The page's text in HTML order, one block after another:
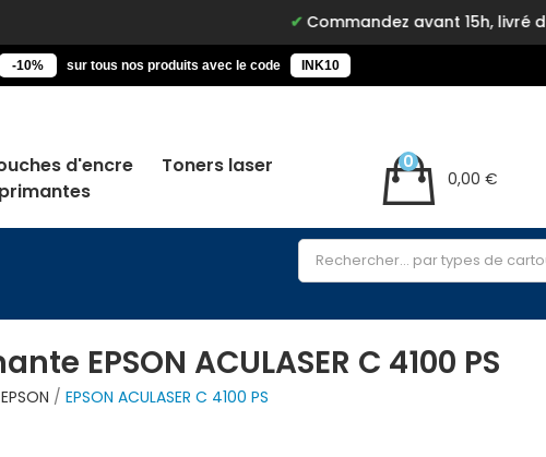
Commandez avant 15h, livré demain.
-10% sur tous nos produits avec le code INK10
d'encre
Toners laser
0,00 €
0
EPSON ACULASER C 4100 PS
EPSON
EPSON ACULASER C 4100 PS